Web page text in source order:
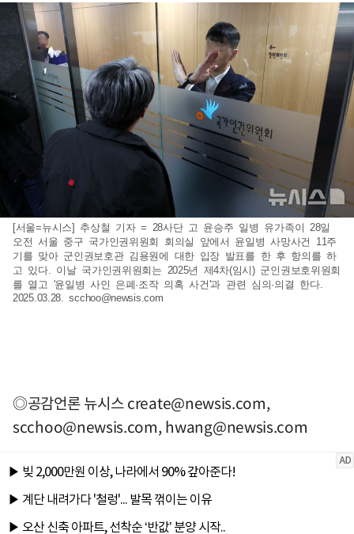
[서울=뉴시스] 추상철 기자 = 28사단 고 윤승주 일병 유가족이 28일
오전 서울 중구 국가인권위원회 회의실 앞에서 윤일병 사망사건 11주
기를 맞아 군인권보호관 김용원에 대한 입장 발표를 한 후 항의를 하
고 있다. 이날 국가인권위원회는 2025년 제4차(임시) 군인권보호위원회
를 열고 '윤일병 사인 은폐·조작 의혹 사건'과 관련 심의·의결 한다.
2025.03.28.scchoo@newsis.com
◎공감언론 뉴시스create@newsis.com,
scchoo@newsis.com,hwang@newsis.com